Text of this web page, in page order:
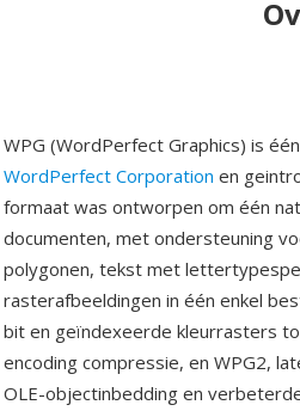
WPG (WordPerfect Graphics) is
WordPerfect Corporation en
formaat was ontworpen om één
documenten, met ondersteuning
polygonen, tekst met
rasterafbeeldingen in één enkel
bit en geïndexeerde kleurrasters
encoding compressie, en WPG2,
OLE-objectinbedding en